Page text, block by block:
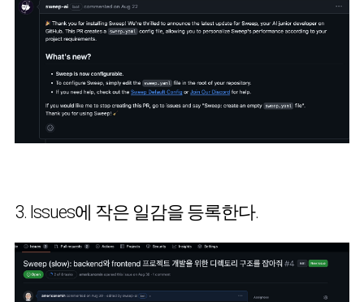
3. Issues에 작은 일감을 등록한다.